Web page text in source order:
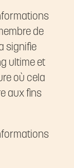
de
signifie
ultime et
où cela
aux fins